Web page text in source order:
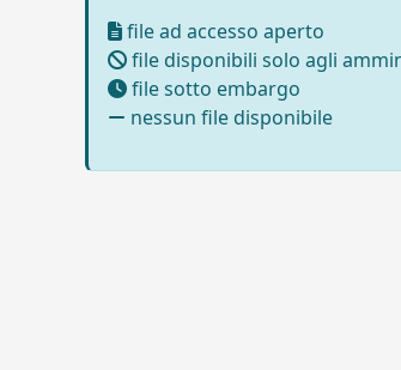
file ad accesso aperto
file disponibili solo agli
file sotto embargo
nessun file disponibile